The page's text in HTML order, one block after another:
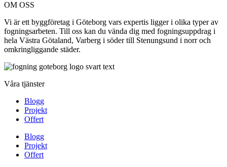
OM OSS
Vi är ett byggföretag i Göteborg vars expertis ligger i olika typer av
fogningsarbeten. Till oss kan du vända dig med fogningsuppdrag i
hela Västra Götaland, Varberg i söder till Stenungsund i norr och
omkringliggande städer.
Våra tjänster
Blogg
Projekt
Offert
Blogg
Projekt
Offert